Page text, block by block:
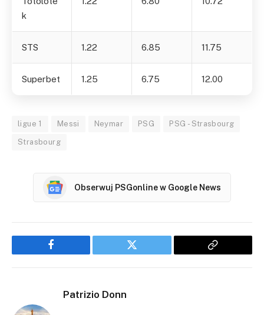
k
STS 1.22 6.85 11.75
Superbet 1.25 6.75 12.00
ligue 1 Messi Neymar PSG PSG - Strasbourg
Strasbourg
Obserwuj PSGonline w Google News
Facebook Twitter
Copy
Patrizio Donn